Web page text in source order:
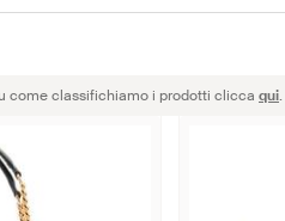
come classifichiamo i prodotti clicca qui.